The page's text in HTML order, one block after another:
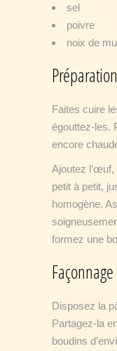
sel
poivre
noix de
Faites cuire
égouttez-les.
encore
Ajoutez l’œuf,
petit à petit,
homogène.
formez une
Façonnage
Disposez la
Partagez-la
boudins